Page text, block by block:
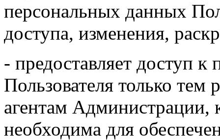
персональных данных
доступа, изменения,
- предоставляет доступ
Пользователя только
агентам Администрации,
необходима для